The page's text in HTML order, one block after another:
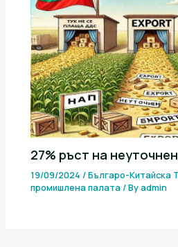
27% ръст на
19/09/2024/Българо-Китайска
промишлена палaта/ Byadmin